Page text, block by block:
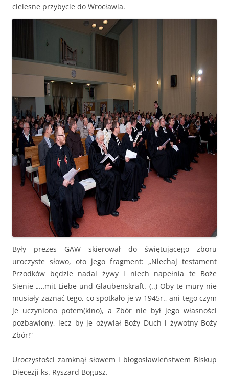
cielesne przybycie do Wrocławia.
Były prezes GAW skierował do świętującego zboru
uroczyste słowo, oto jego fragment: „Niechaj testament
Przodków będzie nadal żywy i niech napełnia te Boże
Sienie „…mit Liebe und Glaubenskraft. (..) Oby te mury nie
musiały zaznać tego, co spotkało je w 1945r., ani tego czym
je uczyniono potem(kino), a Zbór nie był jego własności
pozbawiony, lecz by je ożywiał Boży Duch i żywotny Boży
Zbór!”
Uroczystości zamknął słowem i błogosławieństwem Biskup
Diecezji ks. Ryszard Bogusz.